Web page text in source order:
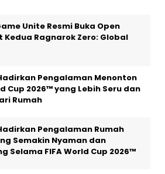
Unite Resmi Buka Open
Kedua Ragnarok Zero: Global
Pengalaman Menonton
Cup 2026™ yang Lebih Seru dan
Rumah
Pengalaman Rumah
Semakin Nyaman dan
Selama FIFA World Cup 2026™